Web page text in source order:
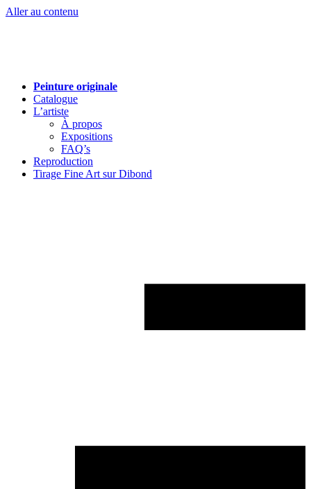
Aller au contenu
Peinture originale
Catalogue
L’artiste
À propos
Expositions
FAQ’s
Reproduction
Tirage Fine Art sur Dibond